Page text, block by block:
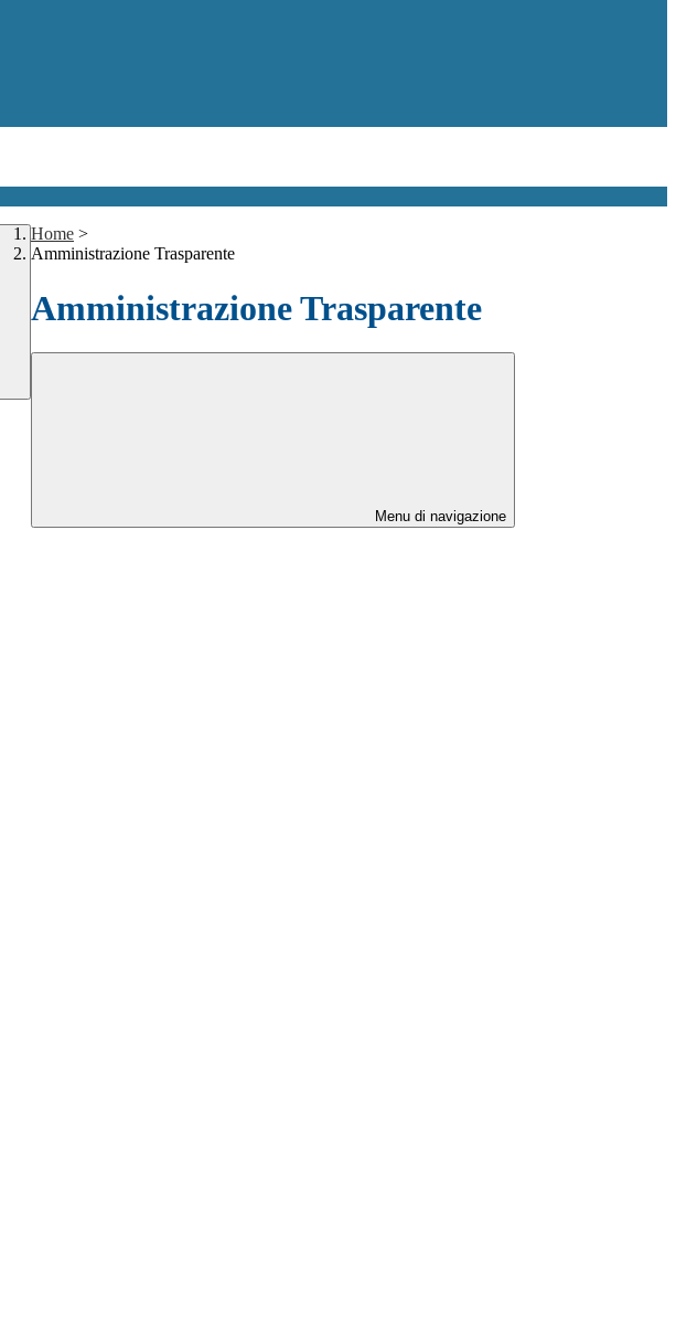
Home >
Amministrazione Trasparente
Amministrazione Trasparente
Menu di navigazione